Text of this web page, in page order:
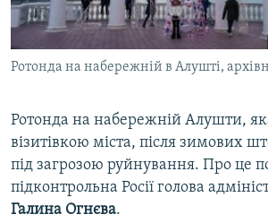
ВІДЕОУРОКИ «ELIFBE»
УКРАЇНСЬКА ПРОБЛЕМА КРИМУ
Русский
Qırımtatar
Усі сайти RFE/RL
Ротонда на набережній в Алушті,
Ротонда на набережній Алушти,
візитівкою міста, після зимових
під загрозою руйнування. Про це
підконтрольна Росії голова
Галина Огнєва.